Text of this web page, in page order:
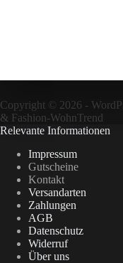
Copyright © 2026 -
& Fashion-WohnTrend
Relevante Informationen
Impressum
Gutscheine
Kontakt
Versandarten
Zahlungen
AGB
Datenschutz
Widerruf
Über uns